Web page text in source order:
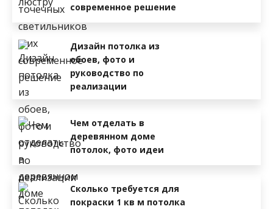
современное решение
Дизайн потолка из
обоев, фото и
руководство по
реализации
Чем отделать в
деревянном доме
потолок, фото идеи
Сколько требуется для
покраски 1 кв м потолка